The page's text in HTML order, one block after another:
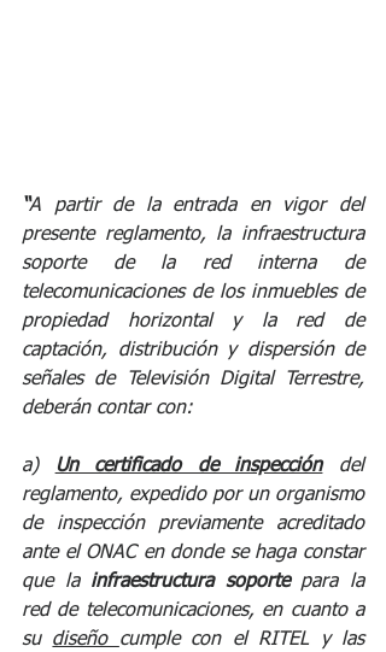
“A partir de la entrada en vigor del
presente reglamento, la infraestructura
soporte de la red interna de
telecomunicaciones de los inmuebles de
propiedad horizontal y la red de
captación, distribución y dispersión de
señales de Televisión Digital Terrestre,
deberán contar con:
a) Un certificado de inspección del
reglamento, expedido por un organismo
de inspección previamente acreditado
ante el ONAC en donde se haga constar
que la infraestructura soporte para la
red de telecomunicaciones, en cuanto a
su diseño cumple con el RITEL y las